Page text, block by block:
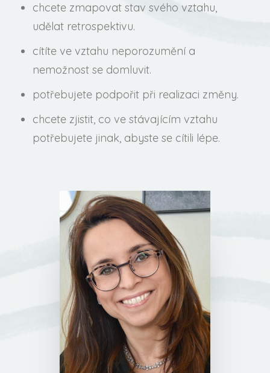
chcete zmapovat stav svého vztahu,
udělat retrospektivu.
cítíte ve vztahu neporozumění a
nemožnost se domluvit.
potřebujete podpořit při realizaci změny.
chcete zjistit, co ve stávajícím vztahu
potřebujete jinak, abyste se cítili lépe.